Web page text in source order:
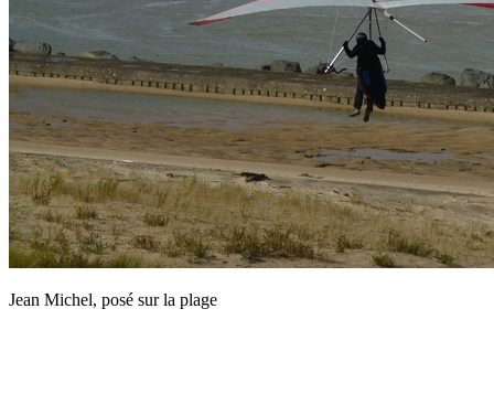
Jean Michel, posé sur la plage